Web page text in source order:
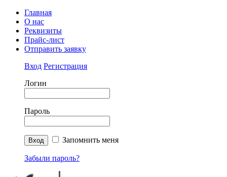
Главная
О нас
Реквизиты
Прайс-лист
Отправить заявку
Вход Регистрация
Логин
Пароль
Запомнить меня
Забыли пароль?